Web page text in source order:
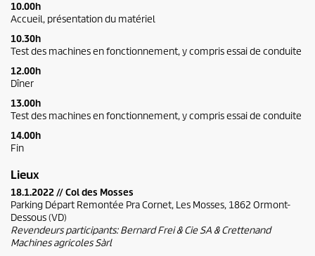
10.00h
Accueil, présentation du matériel
10.30h
Test des machines en fonctionnement, y compris essai de conduite
12.00h
Dîner
13.00h
Test des machines en fonctionnement, y compris essai de conduite
14.00h
Fin
Lieux
18.1.2022 // Col des Mosses
Parking Départ Remontée Pra Cornet, Les Mosses, 1862 Ormont-
Dessous (VD)
Revendeurs participants: Bernard Frei & Cie SA & Crettenand
Machines agricoles Sàrl